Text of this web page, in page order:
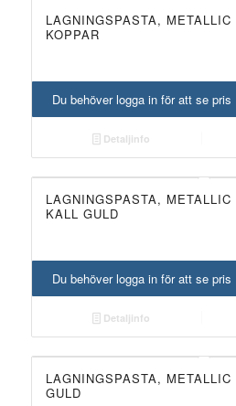
LAGNINGSPASTA,
KOPPAR
Du behöver logga in för att se pris
Detaljinfo
LAGNINGSPASTA,
KALL GULD
Du behöver logga in för att se pris
Detaljinfo
LAGNINGSPASTA,
GULD